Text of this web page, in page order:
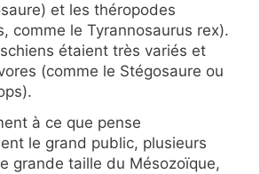
et les théropodes
comme le Tyrannosaurus rex).
étaient très variés et
(comme le Stégosaure ou
à ce que pense
le grand public, plusieurs
grande taille du Mésozoïque,